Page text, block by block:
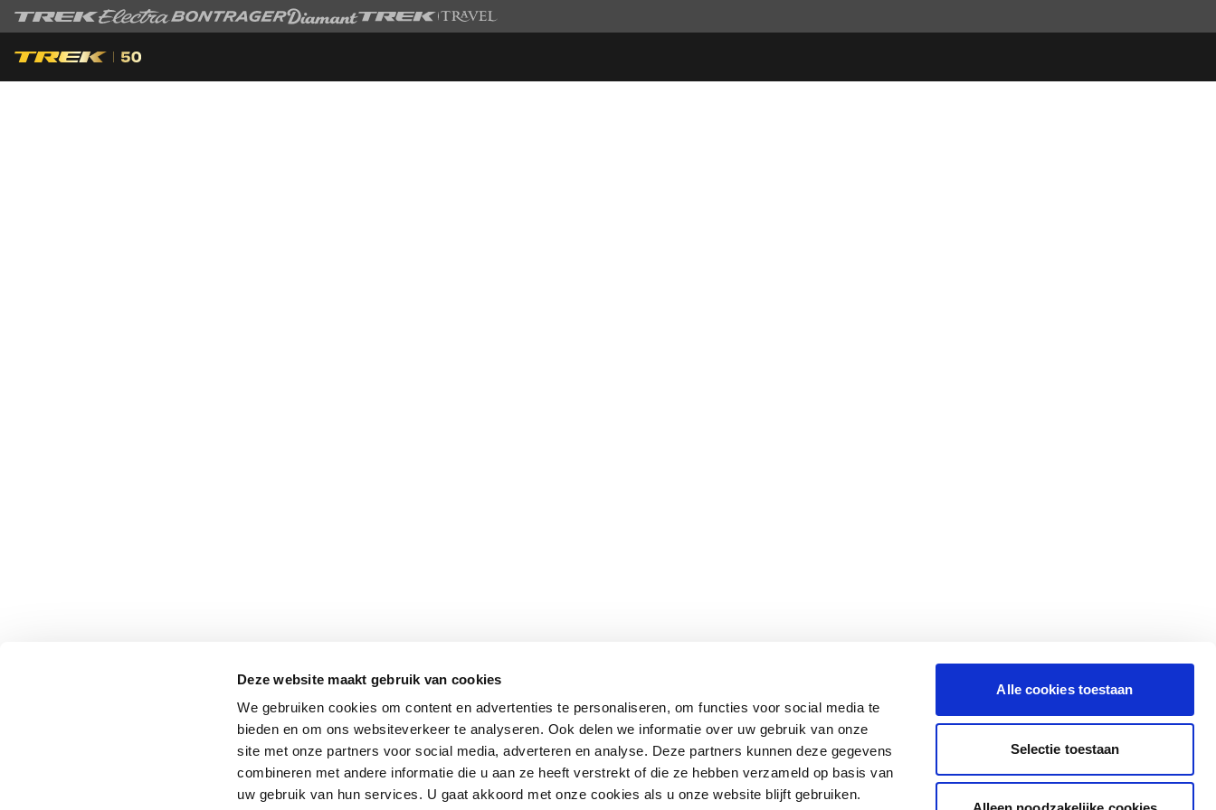
Deze website maakt gebruik van cookies
We gebruiken cookies om content en advertenties te personaliseren, om functies voor social media te
bieden en om ons websiteverkeer te analyseren. Ook delen we informatie over uw gebruik van onze
site met onze partners voor social media, adverteren en analyse. Deze partners kunnen deze gegevens
combineren met andere informatie die u aan ze heeft verstrekt of die ze hebben verzameld op basis van
uw gebruik van hun services. U gaat akkoord met onze cookies als u onze website blijft gebruiken.
Alle cookies toestaan
Selectie toestaan